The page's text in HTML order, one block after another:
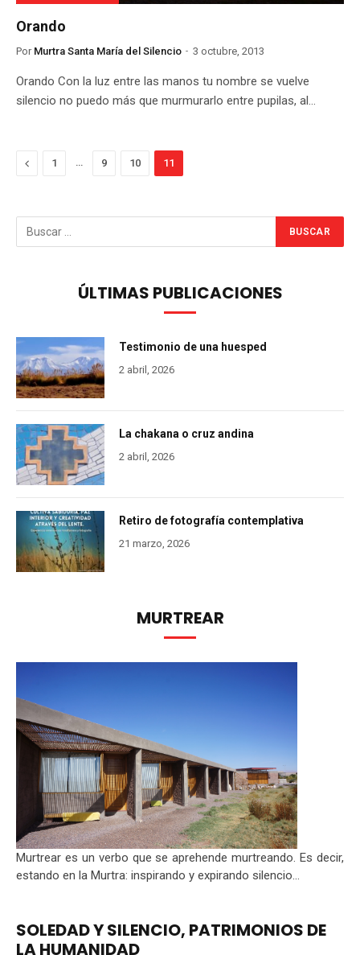
Orando
Por Murtra Santa María del Silencio 3 octubre, 2013
Orando Con la luz entre las manos tu nombre se vuelve
silencio no puedo más que murmurarlo entre pupilas, al…
Previous
1 9 10 11
ÚLTIMAS PUBLICACIONES
Testimonio de una huesped
2 abril, 2026
La chakana o cruz andina
2 abril, 2026
Retiro de fotografía contemplativa
21 marzo, 2026
MURTREAR
Murtrear es un verbo que se aprehende murtreando. Es decir,
estando en la Murtra: inspirando y expirando silencio...
SOLEDAD Y SILENCIO, PATRIMONIOS DE
LA HUMANIDAD